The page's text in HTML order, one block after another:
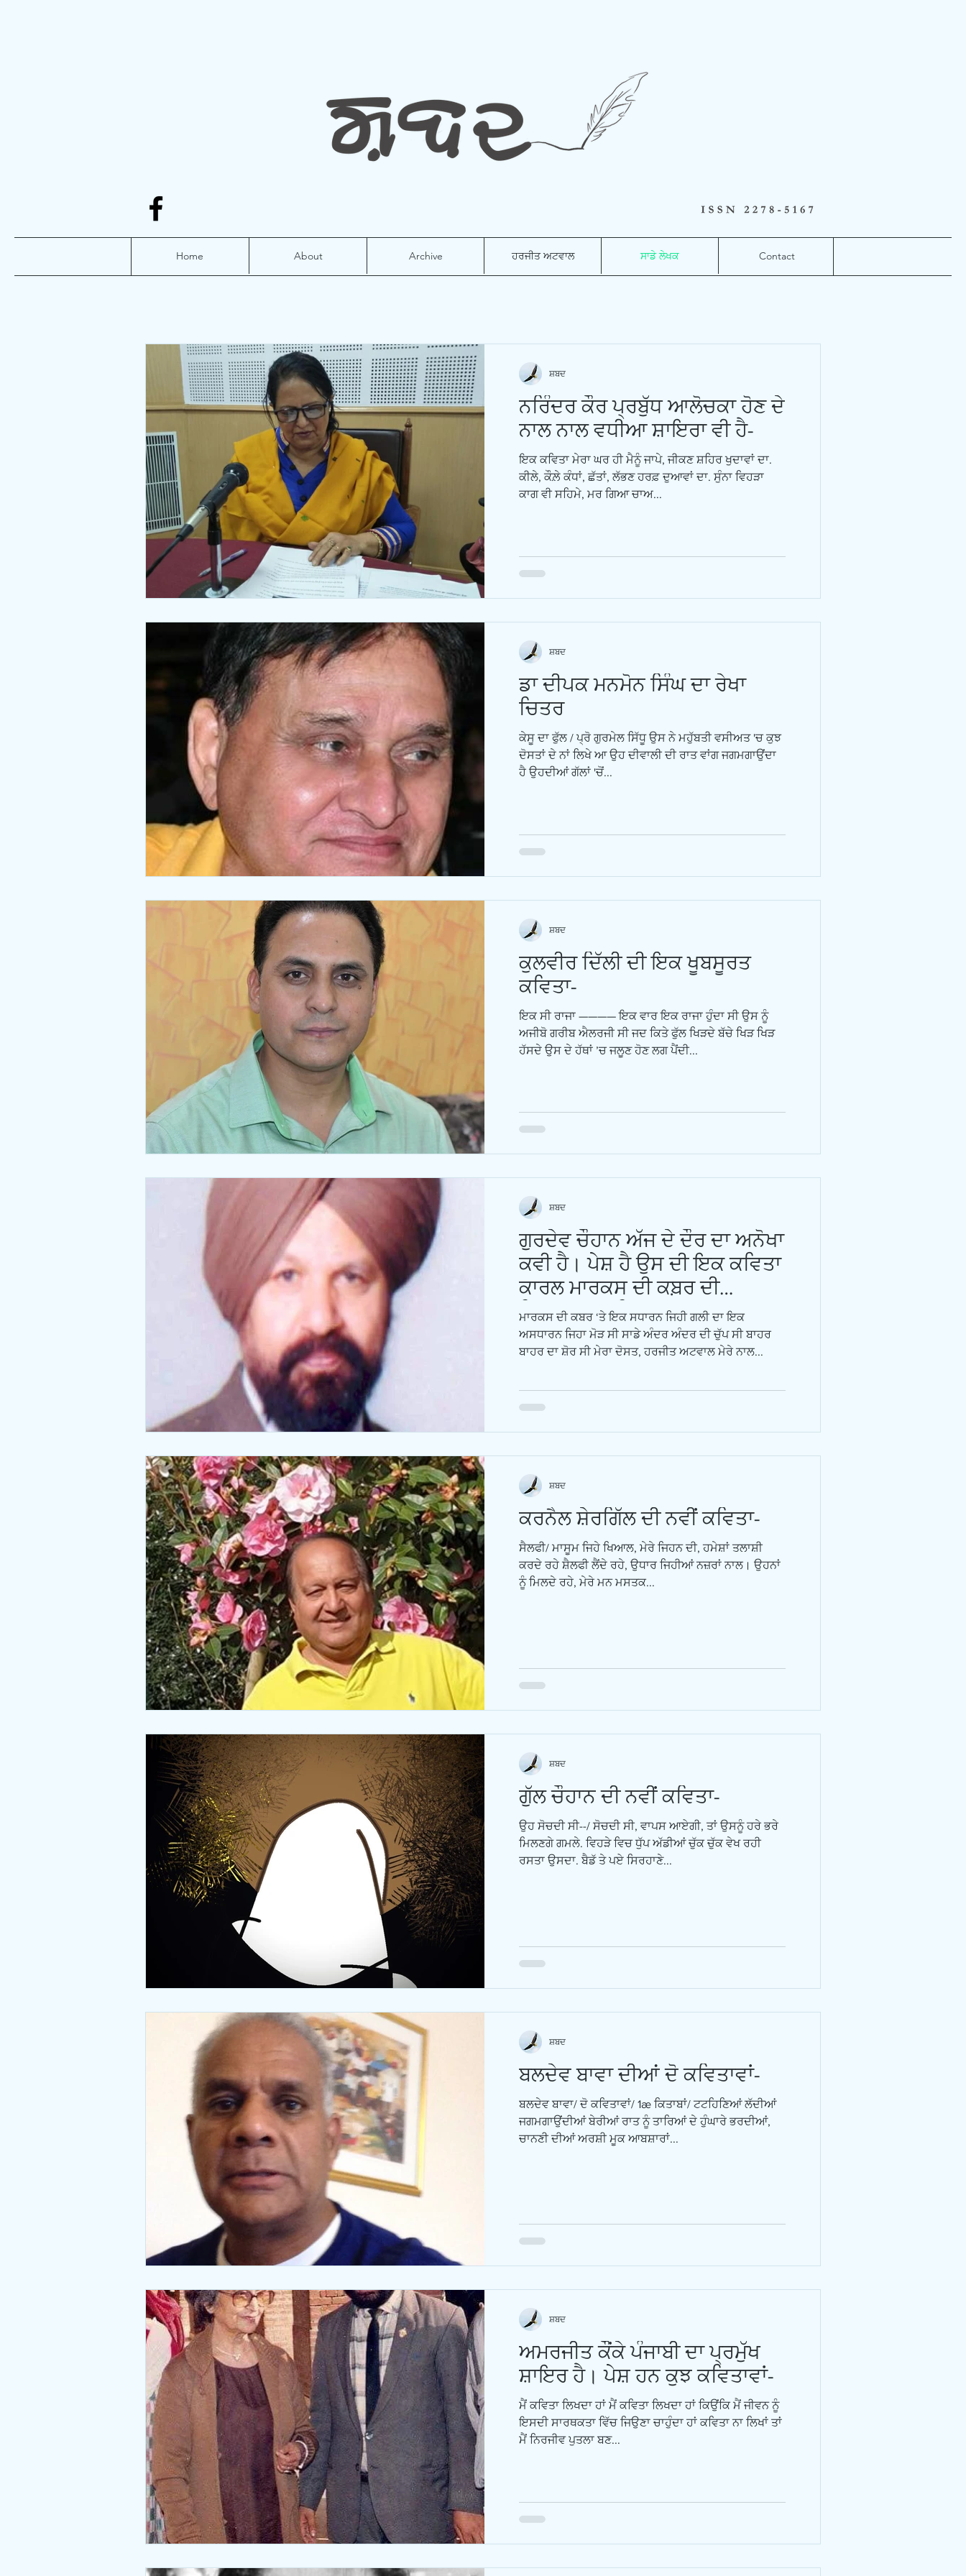
Home About Archive ਹਰਜੀਤ ਅਟਵਾਲ ਸਾਡੇ ਲੇਖਕ Contact
ਨਰਿੰਦਰ ਕੌਰ ਪ੍ਰਬੁੱਧ ਆਲੋਚਕਾ ਹੋਣ ਦੇ
ਨਾਲ ਨਾਲ ਵਧੀਆ ਸ਼ਾਇਰਾ ਵੀ ਹੈ-
ਇਕ ਕਵਿਤਾ ਮੇਰਾ ਘਰ ਹੀ ਮੈਨੂੰ ਜਾਪੇ, ਜੀਕਣ ਸ਼ਹਿਰ ਖੁਦਾਵਾਂ ਦਾ.
ਕੀਲੇ, ਕੌਲ਼ੇ ਕੰਧਾਂ, ਛੱਤਾਂ, ਲੱਭਣ ਹਰਫ਼ ਦੁਆਵਾਂ ਦਾ. ਸੁੰਨਾ ਵਿਹੜਾ
ਕਾਗ ਵੀ ਸਹਿਮੇ, ਮਰ ਗਿਆ ਚਾਅ...
ਸ਼ਬਦ
ਡਾ ਦੀਪਕ ਮਨਮੋਨ ਸਿੰਘ ਦਾ ਰੇਖਾ
ਚਿਤਰ
ਕੇਸੂ ਦਾ ਫੁੱਲ / ਪ੍ਰੋ ਗੁਰਮੇਲ ਸਿੱਧੂ ਉਸ ਨੇ ਮਹੁੱਬਤੀ ਵਸੀਅਤ 'ਚ ਕੁਝ
ਦੋਸਤਾਂ ਦੇ ਨਾਂ ਲਿਖੇ ਆ ਉਹ ਦੀਵਾਲੀ ਦੀ ਰਾਤ ਵਾਂਗ ਜਗਮਗਾਉਂਦਾ
ਹੈ ਉਹਦੀਆਂ ਗੱਲਾਂ 'ਚੋਂ...
ਸ਼ਬਦ
ਕੁਲਵੀਰ ਦਿੱਲੀ ਦੀ ਇਕ ਖੂਬਸੂਰਤ
ਕਵਿਤਾ-
ਇਕ ਸੀ ਰਾਜਾ ———— ਇਕ ਵਾਰ ਇਕ ਰਾਜਾ ਹੁੰਦਾ ਸੀ ਉਸ ਨੂੰ
ਅਜੀਬੋ ਗਰੀਬ ਐਲਰਜੀ ਸੀ ਜਦ ਕਿਤੇ ਫੁੱਲ ਖਿੜਦੇ ਬੱਚੇ ਖਿੜ ਖਿੜ
ਹੱਸਦੇ ਉਸ ਦੇ ਹੱਥਾਂ ’ਚ ਜਲੂਣ ਹੋਣ ਲਗ ਪੈਂਦੀ...
ਸ਼ਬਦ
ਗੁਰਦੇਵ ਚੌਹਾਨ ਅੱਜ ਦੇ ਦੌਰ ਦਾ ਅਨੋਖਾ
ਕਵੀ ਹੈ। ਪੇਸ਼ ਹੈ ਉਸ ਦੀ ਇਕ ਕਵਿਤਾ
ਕਾਰਲ ਮਾਰਕਸ ਦੀ ਕਬ਼ਰ ਦੀ
ਜ਼ਿਆਰਤ ਕਰਦਿਆਂ-
ਮਾਰਕਸ ਦੀ ਕਬਰ ‘ਤੇ ਇਕ ਸਧਾਰਨ ਜਿਹੀ ਗਲੀ ਦਾ ਇਕ
ਅਸਧਾਰਨ ਜਿਹਾ ਮੋੜ ਸੀ ਸਾਡੇ ਅੰਦਰ ਅੰਦਰ ਦੀ ਚੁੱਪ ਸੀ ਬਾਹਰ
ਬਾਹਰ ਦਾ ਸ਼ੋਰ ਸੀ ਮੇਰਾ ਦੋਸਤ, ਹਰਜੀਤ ਅਟਵਾਲ ਮੇਰੇ ਨਾਲ...
ਸ਼ਬਦ
ਕਰਨੈਲ ਸ਼ੇਰਗਿੱਲ ਦੀ ਨਵੀਂ ਕਵਿਤਾ-
ਸੈਲਫੀ/ ਮਾਸੂਮ ਜਿਹੇ ਖਿਆਲ, ਮੇਰੇ ਜਿਹਨ ਦੀ, ਹਮੇਸ਼ਾਂ ਤਲਾਸ਼ੀ
ਕਰਦੇ ਰਹੇ ਸ਼ੈਲਫੀ ਲੈਂਦੇ ਰਹੇ, ਉਧਾਰ ਜਿਹੀਆਂ ਨਜ਼ਰਾਂ ਨਾਲ। ਉਹਨਾਂ
ਨੂੰ ਮਿਲਦੇ ਰਹੇ, ਮੇਰੇ ਮਨ ਮਸਤਕ...
ਸ਼ਬਦ
ਗੁੱਲ ਚੌਹਾਨ ਦੀ ਨਵੀਂ ਕਵਿਤਾ-
ਉਹ ਸੋਚਦੀ ਸੀ--/ ਸੋਚਦੀ ਸੀ, ਵਾਪਸ ਆਏਗੀ, ਤਾਂ ਉਸਨੂੰ ਹਰੇ ਭਰੇ
ਮਿਲਣਗੇ ਗਮਲੇ. ਵਿਹੜੇ ਵਿਚ ਧੁੱਪ ਅੱਡੀਆਂ ਚੁੱਕ ਚੁੱਕ ਵੇਖ ਰਹੀ
ਰਸਤਾ ਉਸਦਾ. ਬੈਡੱ ਤੇ ਪਏ ਸਿਰਹਾਣੇ...
ਸ਼ਬਦ
ਬਲਦੇਵ ਬਾਵਾ ਦੀਆਂ ਦੋ ਕਵਿਤਾਵਾਂ-
ਬਲਦੇਵ ਬਾਵਾ/ ਦੋ ਕਵਿਤਾਵਾਂ/ 1æ ਕਿਤਾਬਾਂ/ ਟਟਹਿਣਿਆਂ ਲੱਦੀਆਂ
ਜਗਮਗਾਉਂਦੀਆਂ ਬੇਰੀਆਂ ਰਾਤ ਨੂੰ ਤਾਰਿਆਂ ਦੇ ਹੁੰਘਾਰੇ ਭਰਦੀਆਂ,
ਚਾਨਣੀ ਦੀਆਂ ਅਰਸ਼ੀ ਮੂਕ ਆਬਸ਼ਾਰਾਂ...
ਸ਼ਬਦ
ਅਮਰਜੀਤ ਕੌਂਕੇ ਪੰਜਾਬੀ ਦਾ ਪ੍ਰਮੁੱਖ
ਸ਼ਾਇਰ ਹੈ। ਪੇਸ਼ ਹਨ ਕੁਝ ਕਵਿਤਾਵਾਂ-
ਮੈਂ ਕਵਿਤਾ ਲਿਖਦਾ ਹਾਂ ਮੈਂ ਕਵਿਤਾ ਲਿਖਦਾ ਹਾਂ ਕਿਉਂਕਿ ਮੈਂ ਜੀਵਨ ਨੂੰ
ਇਸਦੀ ਸਾਰਥਕਤਾ ਵਿੱਚ ਜਿਉਣਾ ਚਾਹੁੰਦਾ ਹਾਂ ਕਵਿਤਾ ਨਾ ਲਿਖਾਂ ਤਾਂ
ਮੈਂ ਨਿਰਜੀਵ ਪੁਤਲਾ ਬਣ...
ਸ਼ਬਦ